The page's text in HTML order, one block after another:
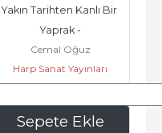
Sepete Ekle
Yakın Tarihten Kanlı Bir
Yaprak -
Cemal Oğuz
Harp Sanat Yayınları
326,30